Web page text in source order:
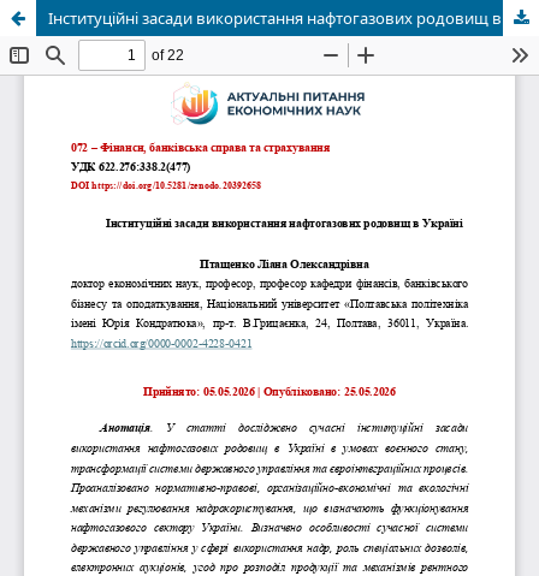
Інституційні засади використання нафтогазових родовищ в Україні